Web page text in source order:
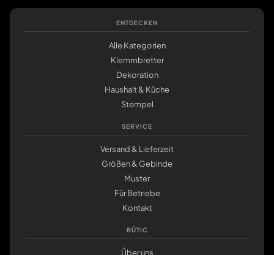
ENTDECKEN
Alle Kategorien
Klemmbretter
Dekoration
Haushalt & Küche
Stempel
SERVICE
Versand & Lieferzeit
Größen & Gebinde
Muster
Für Betriebe
Kontakt
BÜTIC
Über uns